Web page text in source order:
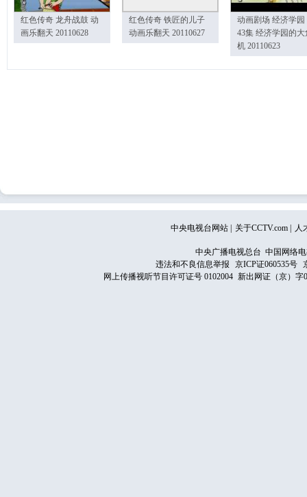
红色传奇 龙舟战鼓 动
画乐翻天 20110628
红色传奇 铁匠的儿子
动画乐翻天 20110627
动画剧场 经济学园
43集 经济学园的大
机 20110623
中央电视台网站 关于CCTV.com 人
中央广播电视总台 中国网络
违法和不良信息举报
京ICP证060535号
网上传播视听节目许可证号 0102004 新出网证（京）